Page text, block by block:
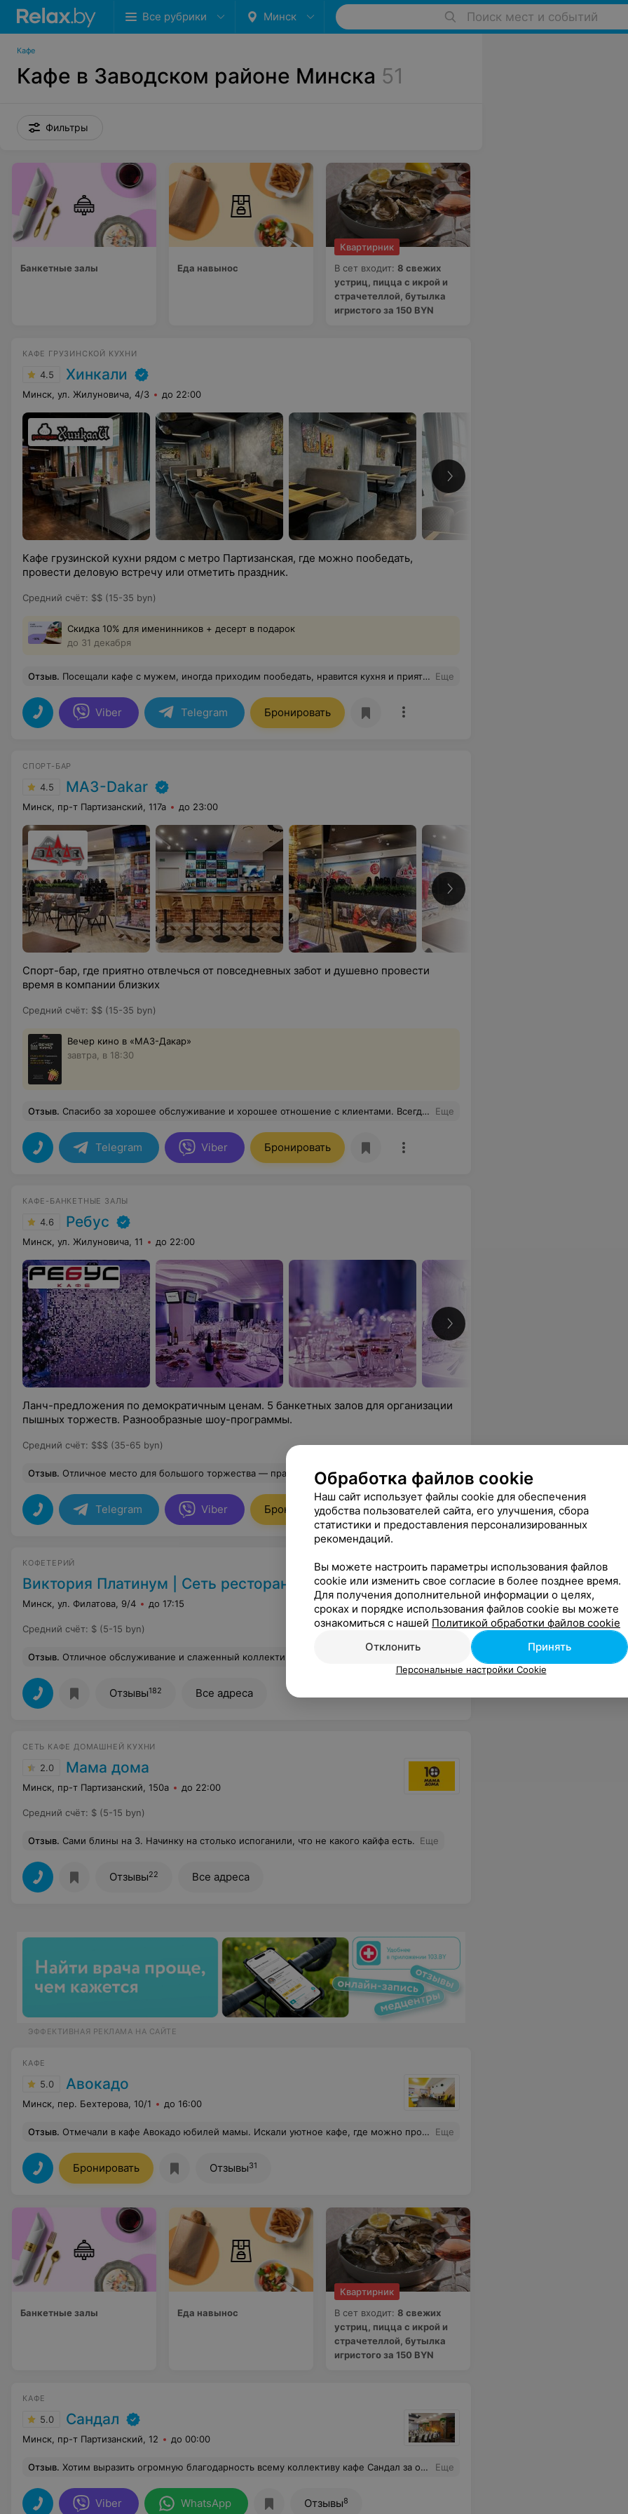
Все рубрики Минск Поиск мест и событий
Кафе
Кафе в Заводском районе Минска 51
Фильтры
Банкетные залы Еда навынос
Квартирник
В сет входит: 8 свежих
устриц, пицца с икрой и
страчетеллой, бутылка
игристого за 150 BYN
КАФЕ ГРУЗИНСКОЙ КУХНИ
4.5 Хинкали
Минск, ул. Жилуновича, 4/3 до 22:00
Кафе грузинской кухни рядом с метро Партизанская, где можно пообедать,
провести деловую встречу или отметить праздник.
Средний счёт: $$ (15-35 byn)
Скидка 10% для именинников + десерт в подарок
до 31 декабря
Отзыв. Посещали кафе с мужем, иногда приходим пообедать, нравится кухня и приятные цены. Хочется отдельно поблагодарить Александра за отличное обслуживание и то, что всегда поднимает нам настроение) Еще
Viber Telegram Бронировать
СПОРТ-БАР
4.5 МАЗ-Dakar
Минск, пр-т Партизанский, 117а до 23:00
Спорт-бар, где приятно отвлечься от повседневных забот и душевно провести
время в компании близких
Средний счёт: $$ (15-35 byn)
Вечер кино в «МАЗ-Дакар»
завтра, в 18:30
Отзыв. Спасибо за хорошее обслуживание и хорошее отношение с клиентами. Всегда буду приходить только в ваше заведение. Вы супер!!! Спасибо большое. Еще
Telegram Viber Бронировать
КАФЕ-БАНКЕТНЫЕ ЗАЛЫ
4.6 Ребус
Минск, ул. Жилуновича, 11 до 22:00
Ланч-предложения по демократичным ценам. 5 банкетных залов для организации
пышных торжеств. Разнообразные шоу-программы.
Средний счёт: $$$ (35-65 byn)
Отзыв. Отличное место для большого торжества — праздновала здесь свой день рождения 03.07.2026 и всё прошло на высшем уровне! Кухня порадовала: очень вкусно, качественно, без единого нарекания, порции большие, а меню настолько разнообразное, что угодили всем гостям без исключения. Обслуживание быстрое и ненавязчивое, что тоже большой плюс. Но главное впечатление, конечно, оставил ведущий Кирилл — настоящий профессионал с большой буквы, который шикарно поёт и обладает потрясающей энергетикой. Он умеет развлечь публику любого возраста и создал атмосферу всеобщего единения: казалось, что мы не на банкете, а на дружеской вечеринке в кругу семьи. Кирилл стильный, отзывчивый, с ним даже самые скромные гости чувствовали себя комфортно — таких ведущих действительно поискать. Рекомендую всем, кто ищет не просто ресторан, а место для душевного и яркого праздника!!! Еще
Telegram Viber Бронировать
КОФЕТЕРИЙ
Виктория Платинум | Сеть ресторанов Виктория
Минск, ул. Филатова, 9/4 до 17:15
Средний счёт: $ (5-15 byn)
Отзыв. Отличное обслуживание и слаженный коллектив. С удовольствием буду посещать ваш ресторан, у вас приятные официанты и они очень внимательные к посетителям. Спасибо.
Отзывы182 Все адреса
СЕТЬ КАФЕ ДОМАШНЕЙ КУХНИ
2.0 Мама дома
Минск, пр-т Партизанский, 150а до 22:00
Средний счёт: $ (5-15 byn)
Отзыв. Сами блины на 3. Начинку на столько испоганили, что не какого кайфа есть. Еще
Отзывы22 Все адреса
ЭФФЕКТИВНАЯ РЕКЛАМА НА САЙТЕ
КАФЕ
5.0 Авокадо
Минск, пер. Бехтерова, 10/1 до 16:00
Отзыв. Отмечали в кафе Авокадо юбилей мамы. Искали уютное кафе, где можно провести время в узком семейном кругу. Кафе Авокадо это именно то место. Домашняя атмосфера уюта и тепла. Работа поваров вне всяческих похвал. Каждое блюдо шедевр красоты и вкусноты. Огромная вам благодарность за добро, которое вы делаете. Рекомендую всем для теплых семейных торжеств. Еще
Бронировать Отзывы31
Банкетные залы Еда навынос
Квартирник
В сет входит: 8 свежих
устриц, пицца с икрой и
страчетеллой, бутылка
игристого за 150 BYN
КАФЕ
5.0 Сандал
Минск, пр-т Партизанский, 12 до 00:00
Отзыв. Хотим выразить огромную благодарность всему коллективу кафе Сандал за организацию юбилея нашей мамы! Праздник прошел 1 мая в невероятно теплой и душевной атмосфере. Кухня просто великолепная: все блюда были свежими, очень вкусными и красиво поданными, гости остались в полном восторге. Огромное спасибо Светлане, Людмиле и Ольге, за их помощь с меню, за внимательность и тактичность. Наша мама счастлива, а это для нас главное. Обязательно вернемся к вам снова! Еще
Viber WhatsApp Отзывы8
Обработка файлов cookie
Наш сайт использует файлы cookie для обеспечения
удобства пользователей сайта, его улучшения, сбора
статистики и предоставления персонализированных
рекомендаций.
Вы можете настроить параметры использования файлов
cookie или изменить свое согласие в более позднее время.
Для получения дополнительной информации о целях,
сроках и порядке использования файлов cookie вы можете
ознакомиться с нашей Политикой обработки файлов cookie
Отклонить
Принять
Персональные настройки Cookie